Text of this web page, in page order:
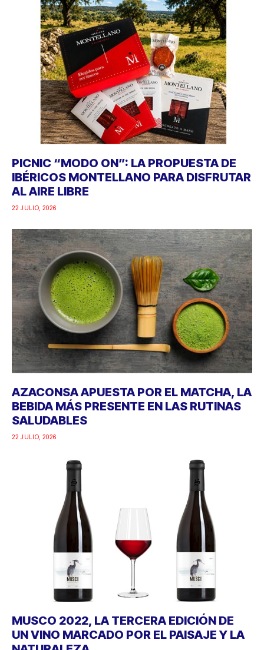
PICNIC “MODO ON”: LA PROPUESTA DE
IBÉRICOS MONTELLANO PARA DISFRUTAR
AL AIRE LIBRE
22 JULIO, 2026
AZACONSA APUESTA POR EL MATCHA, LA
BEBIDA MÁS PRESENTE EN LAS RUTINAS
SALUDABLES
22 JULIO, 2026
MUSCO 2022, LA TERCERA EDICIÓN DE
UN VINO MARCADO POR EL PAISAJE Y LA